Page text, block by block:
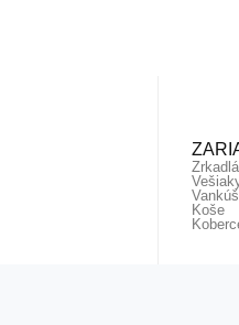
Zrkadlá
Koše